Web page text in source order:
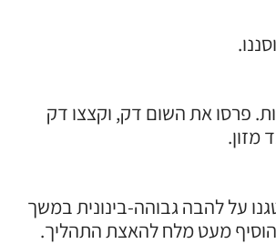
פרסו את השום דק, וקצצו דק
מזון.
על להבה גבוהה-בינונית במשך